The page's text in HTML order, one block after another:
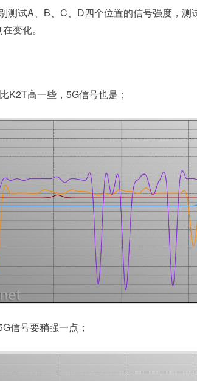
测试A、B、C、D四个位置的信号强度，测
变化。
K2T高一些，5G信号也是；
信号要稍强一点；